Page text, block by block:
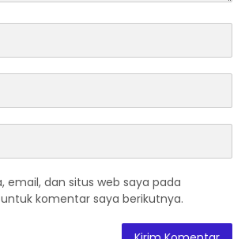
email, dan situs web saya pada
komentar saya berikutnya.